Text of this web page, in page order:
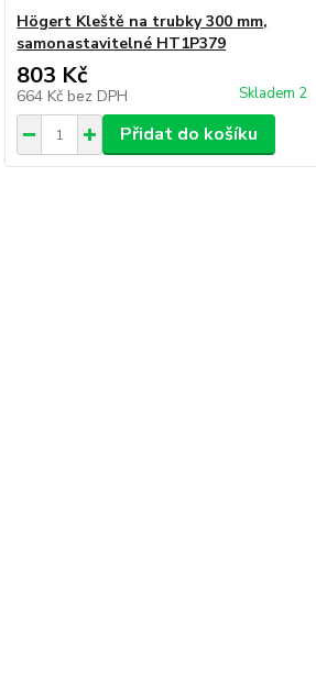
Högert Kleště na trubky 300 mm,
samonastavitelné HT1P379
803 Kč
664 Kč bez DPH Skladem 2
Přidat do košíku